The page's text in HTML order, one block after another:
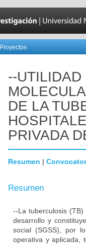
Proyectos
--
DE LA
PRIVADA
Resumen |
Resumen
--La tuberculosis
desarrollo y
social (SGSS), por
operativa y aplicada,